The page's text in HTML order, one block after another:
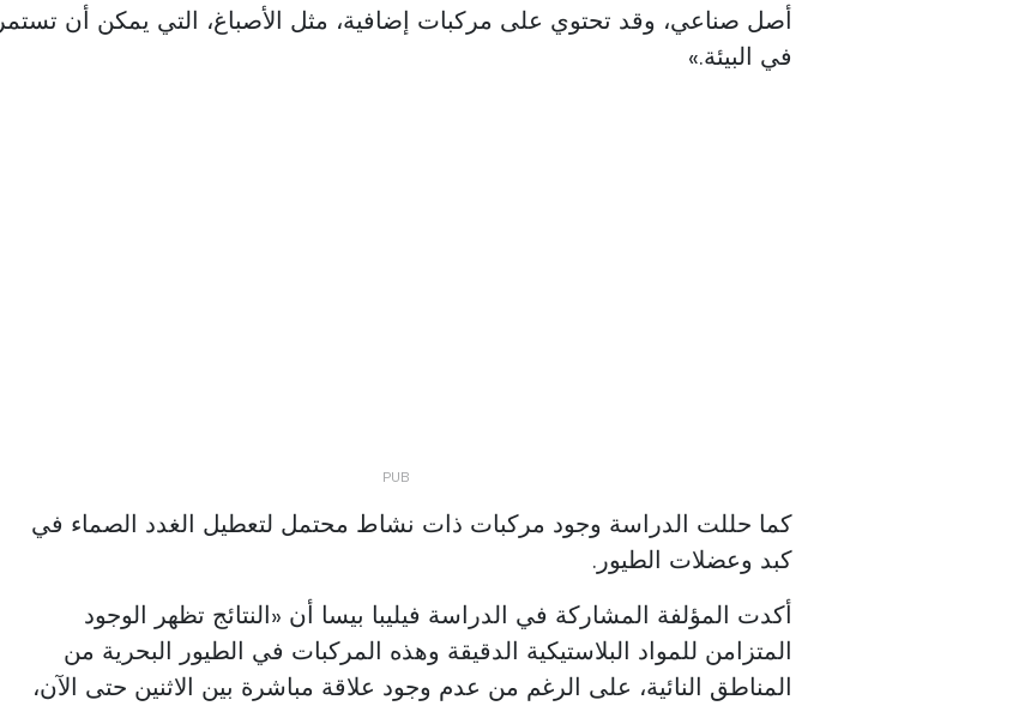
أصل صناعي، وقد تحتوي على مركبات إضافية، مثل الأصباغ، التي يمكن أن تستمر
في البيئة.»
كما حللت الدراسة وجود مركبات ذات نشاط محتمل لتعطيل الغدد الصماء في
كبد وعضلات الطيور.
أكدت المؤلفة المشاركة في الدراسة فيليبا بيسا أن «النتائج تظهر الوجود
المتزامن للمواد البلاستيكية الدقيقة وهذه المركبات في الطيور البحرية من
المناطق النائية، على الرغم من عدم وجود علاقة مباشرة بين الاثنين حتى الآن،